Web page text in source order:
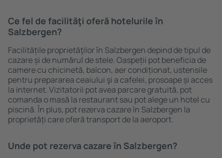
Ce fel de facilităţi oferă hotelurile în
Salzbergen?
Facilitățile proprietăţilor în Salzbergen depind de tipul de
cazare și de numărul de stele. Oaspeții pot beneficia de
camere cu chicinetă, balcon, aer condiționat, ustensile
pentru prepararea ceaiului şi a cafelei, prosoape și acces
la internet. Vizitatorii pot avea parcare gratuită, pot
comanda o masă la restaurant sau pot alege un hotel cu
piscină. În plus, pot rezerva cazare în Salzbergen la
proprietăți care oferă transport de la aeroport.
Unde pot rezerva cazare în Salzbergen?